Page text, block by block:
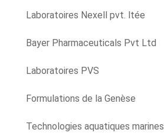
Laboratoires Nexell pvt. ltée
Bayer Pharmaceuticals Pvt Ltd
Laboratoires PVS
Formulations de la Genèse
Technologies aquatiques marines